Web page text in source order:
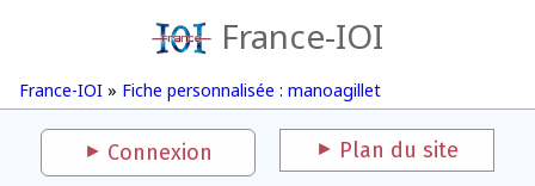
France-IOI
France-IOI » Fiche personnalisée : manoagillet
Connexion Plan du site